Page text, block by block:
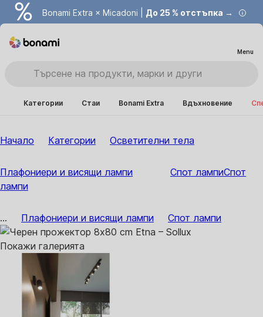
Bonami Extra × Micadoni | До 25 % отстъпка →
Menu
Категории Стаи Bonami Extra Вдъхновение
Начало Категории Осветителни тела
Плафониери и висящи лампи Спот лампиСпот
лампи
... Плафониери и висящи лампи Спот лампи
Покажи галерията